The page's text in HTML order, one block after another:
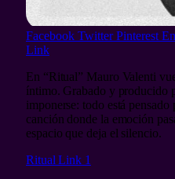
Facebook Twitter Pinterest
Link
En “Ritual” Mauro Valenti
íntimo. Grabado y producido
imponerse: todo está
canción donde la emoción
espacio que deja el silencio.
Ritual Link 1